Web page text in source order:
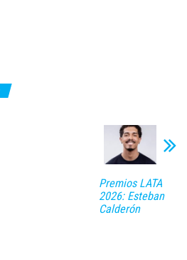
Premios LATA
2026: Esteban
Calderón